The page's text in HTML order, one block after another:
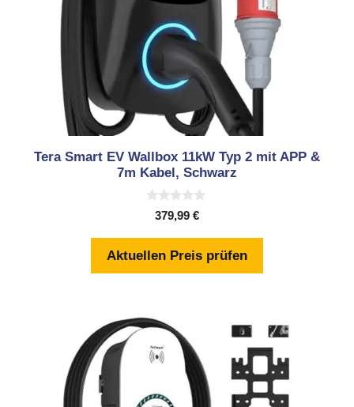
Tera Smart EV Wallbox 11kW Typ 2 mit APP &
7m Kabel, Schwarz
5
379,99 €
Aktuellen Preis prüfen